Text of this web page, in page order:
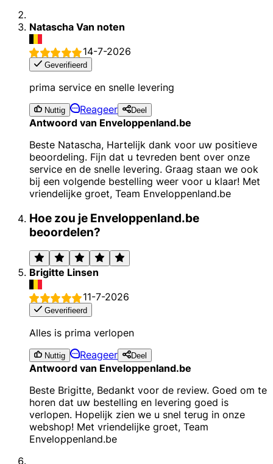
Natascha Van noten
14-7-2026
Geverifieerd
prima service en snelle levering
Nuttig Reageer Deel
Antwoord van Enveloppenland.be
Beste Natascha, Hartelijk dank voor uw positieve
beoordeling. Fijn dat u tevreden bent over onze
service en de snelle levering. Graag staan we ook
bij een volgende bestelling weer voor u klaar! Met
vriendelijke groet, Team Enveloppenland.be
Hoe zou je Enveloppenland.be
beoordelen?
Brigitte Linsen
11-7-2026
Geverifieerd
Alles is prima verlopen
Nuttig Reageer Deel
Antwoord van Enveloppenland.be
Beste Brigitte, Bedankt voor de review. Goed om te
horen dat uw bestelling en levering goed is
verlopen. Hopelijk zien we u snel terug in onze
webshop! Met vriendelijke groet, Team
Enveloppenland.be